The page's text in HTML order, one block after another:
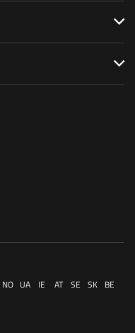
NO UA IE AT SE SK BE